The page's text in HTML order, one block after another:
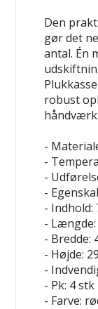
Den
gør det
antal. Én
robust
-
-
-
-
- Indhold:
- Længde:
- Bredde:
- Højde:
-
- Pk: 4 stk
- Farve: